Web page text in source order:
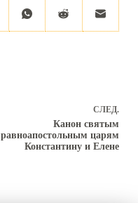
СЛЕД.
Канон святым
равноапостольным царям
Константину и Елене